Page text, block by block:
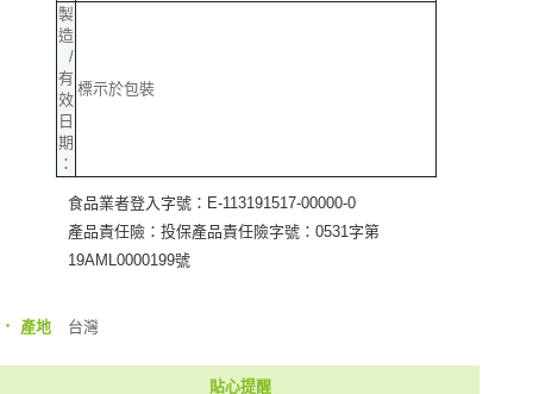
製
造
/
有
效
日
期
：
標示於包裝
食品業者登入字號：E-113191517-00000-0
產品責任險：投保產品責任險字號：0531字第
19AML0000199號
‧ 產地 台灣
貼心提醒